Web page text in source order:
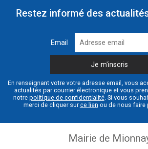
Restez informé des
Email
En renseignant votre votre adresse email, vous
actualités par courrier électronique et vous
notre politique de confidentialité. Si vous
merci de cliquer surce lien ou de nous faire
Mairie de